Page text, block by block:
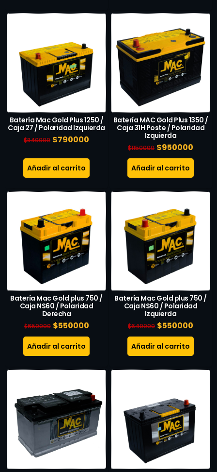
Batería Mac Gold Plus 1250 /
Caja 27 / Polaridad Izquierda
$840000 $790000
Añadir al carrito
Batería MAC Gold Plus 1350 /
Caja 31H Poste / Polaridad
Izquierda
$1150000 $950000
Añadir al carrito
Batería Mac Gold plus 750 /
Caja NS60 / Polaridad
Derecha
$650000 $550000
Añadir al carrito
Batería Mac Gold plus 750 /
Caja NS60 / Polaridad
Izquierda
$640000 $550000
Añadir al carrito